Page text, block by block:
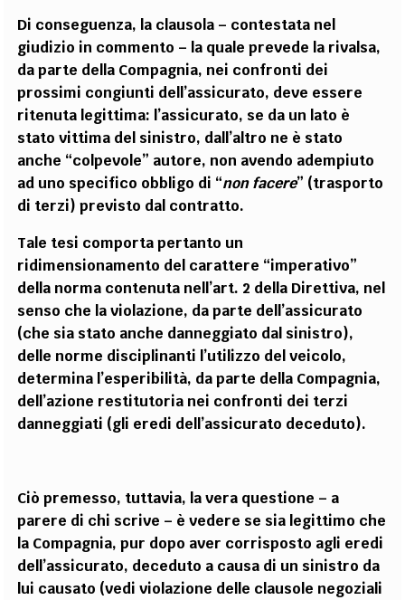
Di conseguenza, la clausola – contestata nel
giudizio in commento – la quale prevede la rivalsa,
da parte della Compagnia, nei confronti dei
prossimi congiunti dell’assicurato, deve essere
ritenuta legittima: l’assicurato, se da un lato è
stato vittima del sinistro, dall’altro ne è stato
anche “colpevole” autore, non avendo adempiuto
ad uno specifico obbligo di “non facere” (trasporto
di terzi) previsto dal contratto.
Tale tesi comporta pertanto un
ridimensionamento del carattere “imperativo”
della norma contenuta nell’art. 2 della Direttiva, nel
senso che la violazione, da parte dell’assicurato
(che sia stato anche danneggiato dal sinistro),
delle norme disciplinanti l’utilizzo del veicolo,
determina l’esperibilità, da parte della Compagnia,
dell’azione restitutoria nei confronti dei terzi
danneggiati (gli eredi dell’assicurato deceduto).
Ciò premesso, tuttavia, la vera questione – a
parere di chi scrive – è vedere se sia legittimo che
la Compagnia, pur dopo aver corrisposto agli eredi
dell’assicurato, deceduto a causa di un sinistro da
lui causato (vedi violazione delle clausole negoziali